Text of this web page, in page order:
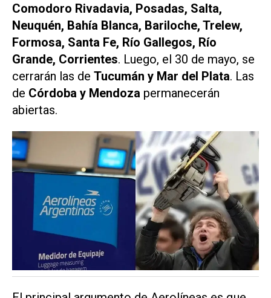
Comodoro Rivadavia, Posadas, Salta,
Neuquén, Bahía Blanca, Bariloche, Trelew,
Formosa, Santa Fe, Río Gallegos, Río
Grande, Corrientes. Luego, el 30 de mayo, se
cerrarán las de Tucumán y Mar del Plata. Las
de Córdoba y Mendoza permanecerán
abiertas.